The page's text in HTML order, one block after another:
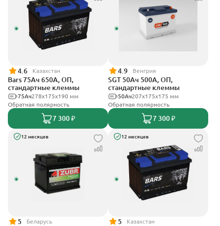
4.6 Казахстан
Bars 75Ач 650А, ОП,
стандартные клеммы
278х175х190 мм
75Ач
Обратная полярность
7 300 ₽
4.9 Венгрия
SGT 50Ач 500А, ОП,
стандартные клеммы
207x175x175 мм
50Ач
Обратная полярность
7 300 ₽
12 месяцев
5 Беларусь
12 месяцев
5 Казахстан